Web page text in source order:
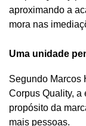
aproximando a
mora nas
Uma unidade
Segundo Marcos
Corpus Quality, a
propósito da
mais pessoas.